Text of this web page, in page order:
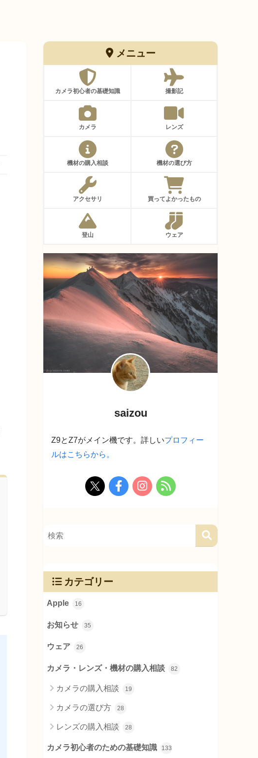
メニュー
カメラ初心者の基礎知識 撮影記
カメラ レンズ
機材の購入相談 機材の選び方
アクセサリ 買ってよかったもの
登山 ウェア
saizou
Z9とZ7がメイン機です。詳しいプロフィー
ルはこちらから。
カテゴリー
Apple 16
お知らせ 35
ウェア 26
カメラ・レンズ・機材の購入相談 82
カメラの購入相談 19
カメラの選び方 28
レンズの購入相談 28
カメラ初心者のための基礎知識 133